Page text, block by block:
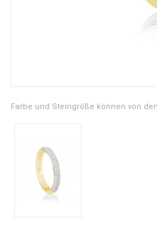
Farbe und Steingröße können von